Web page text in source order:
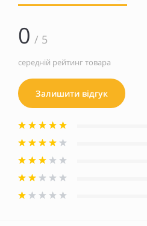
0 / 5
середній рейтинг товара
Залишити відгук